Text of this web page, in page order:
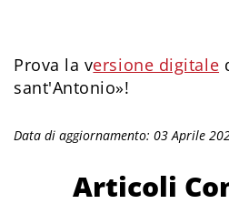
Prova la versione digitale
sant'Antonio»!
Data di aggiornamento: 03 Aprile
Articoli